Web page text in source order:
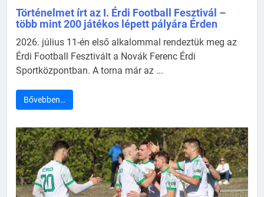
Történelmet írt az I. Érdi Football Fesztivál –
több mint 200 játékos lépett pályára Érden
2026. július 11-én első alkalommal rendeztük meg az
Érdi Football Fesztivált a Novák Ferenc Érdi
Sportközpontban. A torna már az ...
Bővebben…